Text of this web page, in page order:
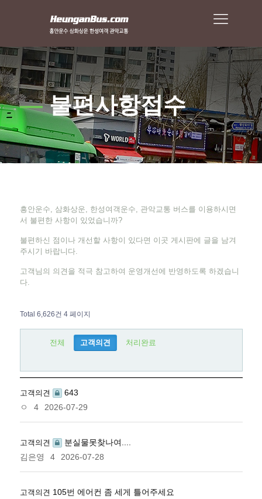
—불편사항접수
흥안운수, 삼화상운, 한성여객운수, 관악교통 버스를 이용하시면
서 불편한 사항이 있었습니까?
불편하신 점이나 개선할 사항이 있다면 이곳 게시판에 글을 남겨
주시기 바랍니다.
고객님의 의견을 적극 참고하여 운영개선에 반영하도록 하겠습니
다.
Total 6,626건 4 페이지
전체 고객의견 처리완료
고객의견
643
ㅇ
4 2026-07-29
고객의견
분실물못찾나여....
김은영
4 2026-07-28
고객의견 105번 에어컨 좀 세게 틀어주세요